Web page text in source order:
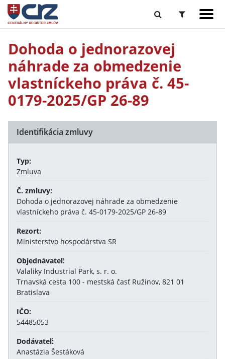
Dohoda o jednorazovej
náhrade za obmedzenie
vlastníckeho práva č. 45-
0179-2025/GP 26-89
Identifikácia zmluvy
Typ:
Zmluva
Č. zmluvy:
Dohoda o jednorazovej náhrade za obmedzenie
vlastníckeho práva č. 45-0179-2025/GP 26-89
Rezort:
Ministerstvo hospodárstva SR
Objednávateľ:
Valaliky Industrial Park, s. r. o.
Trnavská cesta 100 - mestská časť Ružinov, 821 01
Bratislava
IČO:
54485053
Dodávateľ:
Anastázia Šestáková